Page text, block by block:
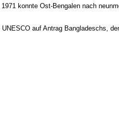
konnte Ost-Bengalen nach
auf Antrag Bangladeschs,